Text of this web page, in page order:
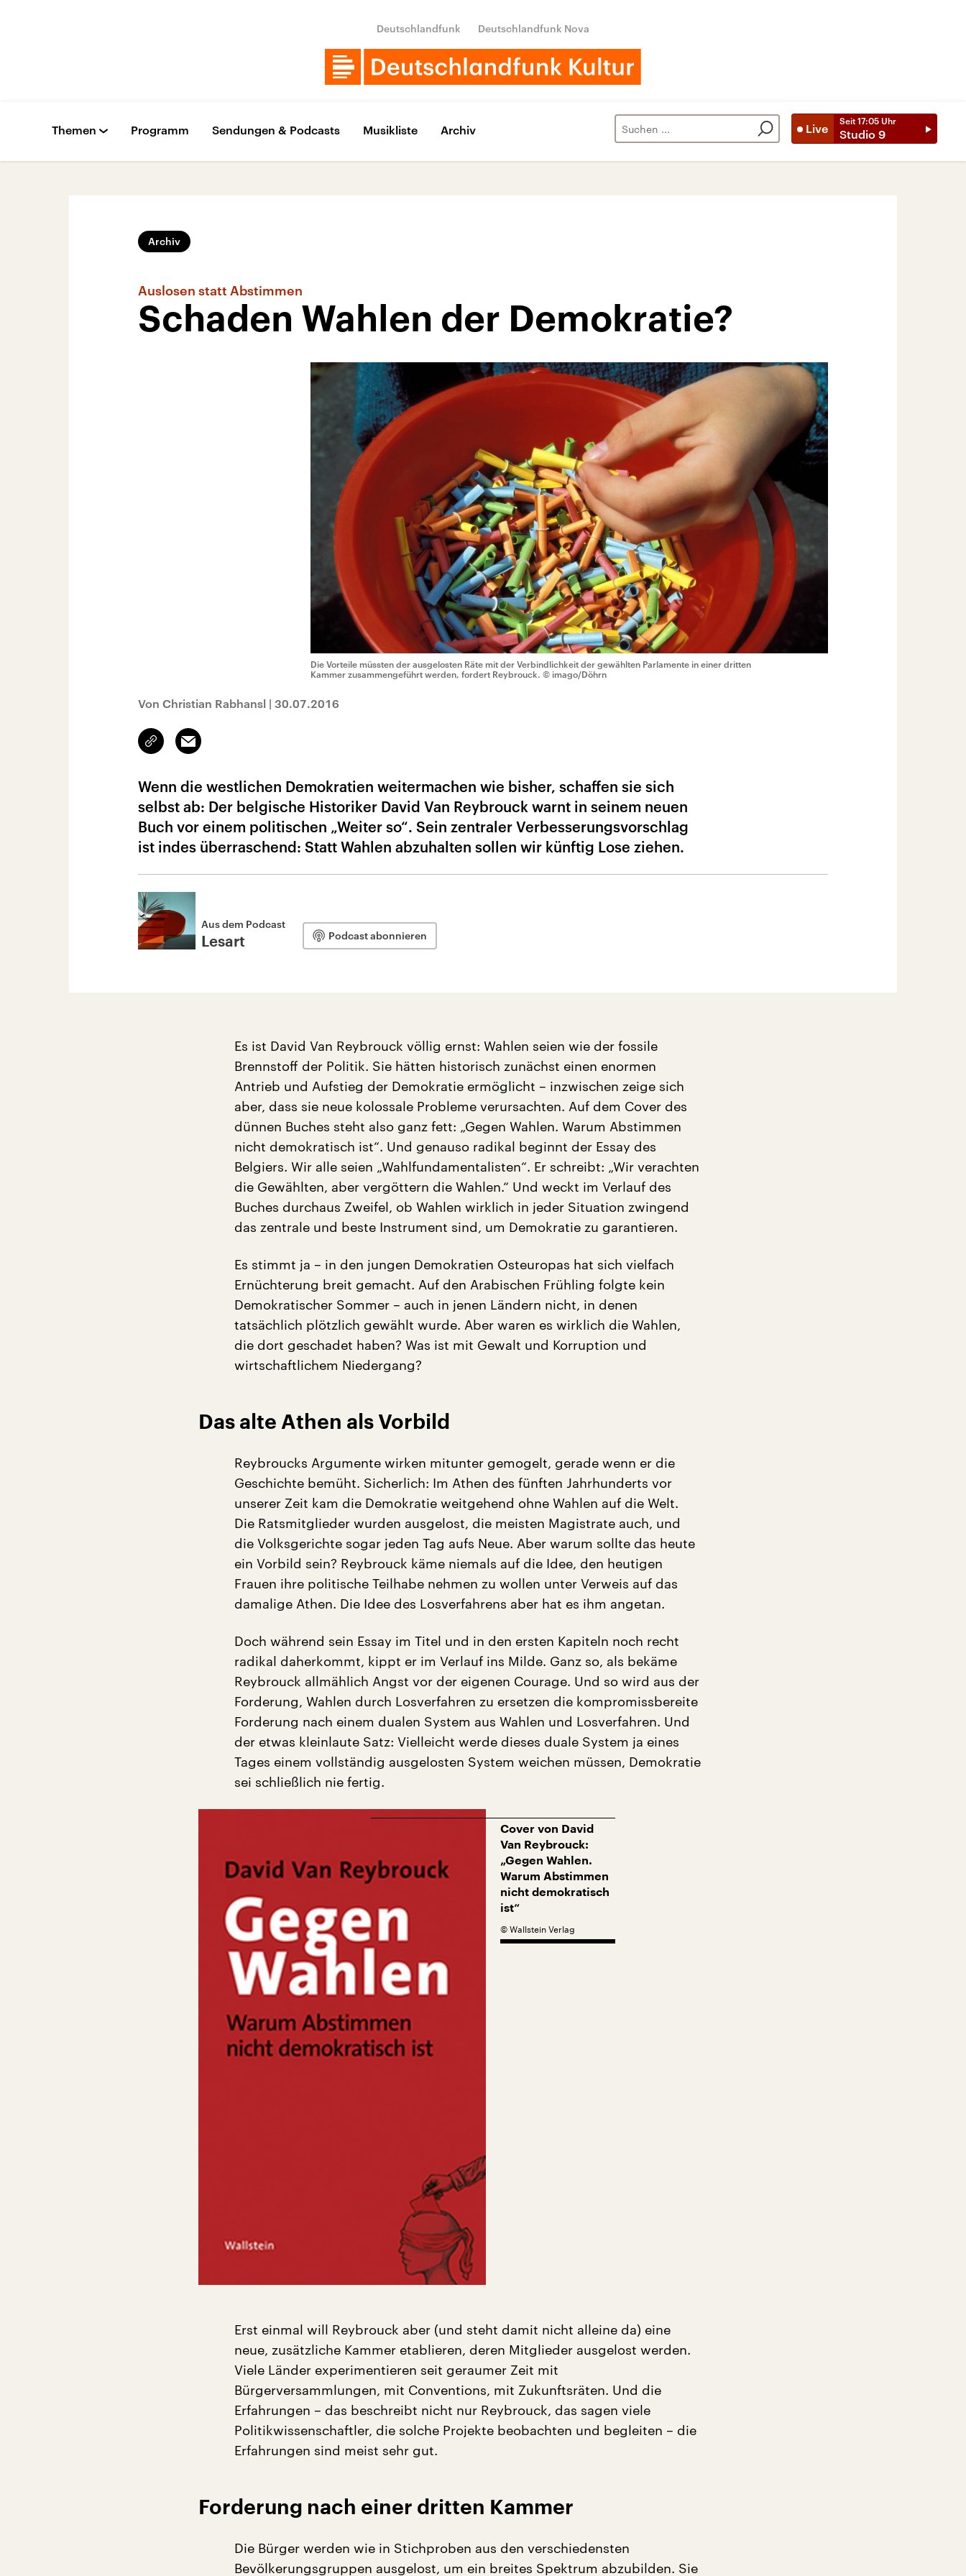
Deutschlandfunk Deutschlandfunk Nova
Live
Seit 17:05 Uhr
Studio 9
Themen Programm Sendungen & Podcasts Musikliste Archiv
Archiv
Auslosen statt Abstimmen
Schaden Wahlen der Demokratie?
Die Vorteile müssten der ausgelosten Räte mit der Verbindlichkeit der gewählten Parlamente in einer dritten
Kammer zusammengeführt werden, fordert Reybrouck. © imago/Döhrn
Von Christian Rabhansl | 30.07.2016
Link
kopieren/teilen
Email
Wenn die westlichen Demokratien weitermachen wie bisher, schaffen sie sich
selbst ab: Der belgische Historiker David Van Reybrouck warnt in seinem neuen
Buch vor einem politischen „Weiter so“. Sein zentraler Verbesserungsvorschlag
ist indes überraschend: Statt Wahlen abzuhalten sollen wir künftig Lose ziehen.
Aus dem Podcast
Lesart Podcast abonnieren
Es ist David Van Reybrouck völlig ernst: Wahlen seien wie der fossile
Brennstoff der Politik. Sie hätten historisch zunächst einen enormen
Antrieb und Aufstieg der Demokratie ermöglicht – inzwischen zeige sich
aber, dass sie neue kolossale Probleme verursachten. Auf dem Cover des
dünnen Buches steht also ganz fett: „Gegen Wahlen. Warum Abstimmen
nicht demokratisch ist“. Und genauso radikal beginnt der Essay des
Belgiers. Wir alle seien „Wahlfundamentalisten“. Er schreibt: „Wir verachten
die Gewählten, aber vergöttern die Wahlen.“ Und weckt im Verlauf des
Buches durchaus Zweifel, ob Wahlen wirklich in jeder Situation zwingend
das zentrale und beste Instrument sind, um Demokratie zu garantieren.
Es stimmt ja – in den jungen Demokratien Osteuropas hat sich vielfach
Ernüchterung breit gemacht. Auf den Arabischen Frühling folgte kein
Demokratischer Sommer – auch in jenen Ländern nicht, in denen
tatsächlich plötzlich gewählt wurde. Aber waren es wirklich die Wahlen,
die dort geschadet haben? Was ist mit Gewalt und Korruption und
wirtschaftlichem Niedergang?
Das alte Athen als Vorbild
Reybroucks Argumente wirken mitunter gemogelt, gerade wenn er die
Geschichte bemüht. Sicherlich: Im Athen des fünften Jahrhunderts vor
unserer Zeit kam die Demokratie weitgehend ohne Wahlen auf die Welt.
Die Ratsmitglieder wurden ausgelost, die meisten Magistrate auch, und
die Volksgerichte sogar jeden Tag aufs Neue. Aber warum sollte das heute
ein Vorbild sein? Reybrouck käme niemals auf die Idee, den heutigen
Frauen ihre politische Teilhabe nehmen zu wollen unter Verweis auf das
damalige Athen. Die Idee des Losverfahrens aber hat es ihm angetan.
Doch während sein Essay im Titel und in den ersten Kapiteln noch recht
radikal daherkommt, kippt er im Verlauf ins Milde. Ganz so, als bekäme
Reybrouck allmählich Angst vor der eigenen Courage. Und so wird aus der
Forderung, Wahlen durch Losverfahren zu ersetzen die kompromissbereite
Forderung nach einem dualen System aus Wahlen und Losverfahren. Und
der etwas kleinlaute Satz: Vielleicht werde dieses duale System ja eines
Tages einem vollständig ausgelosten System weichen müssen, Demokratie
sei schließlich nie fertig.
Cover von David
Van Reybrouck:
„Gegen Wahlen.
Warum Abstimmen
nicht demokratisch
ist“
© Wallstein Verlag
Erst einmal will Reybrouck aber (und steht damit nicht alleine da) eine
neue, zusätzliche Kammer etablieren, deren Mitglieder ausgelost werden.
Viele Länder experimentieren seit geraumer Zeit mit
Bürgerversammlungen, mit Conventions, mit Zukunftsräten. Und die
Erfahrungen – das beschreibt nicht nur Reybrouck, das sagen viele
Politikwissenschaftler, die solche Projekte beobachten und begleiten – die
Erfahrungen sind meist sehr gut.
Forderung nach einer dritten Kammer
Die Bürger werden wie in Stichproben aus den verschiedensten
Bevölkerungsgruppen ausgelost, um ein breites Spektrum abzubilden. Sie